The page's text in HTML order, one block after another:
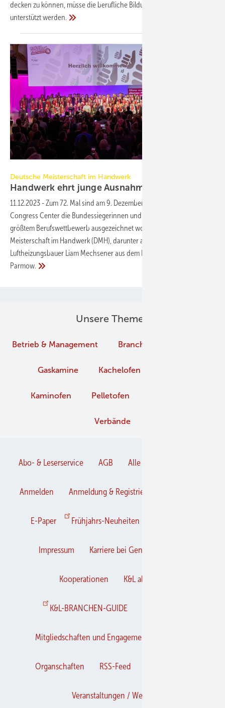
decken zu können, müsse die berufliche Bildung gestärkt und
unterstütztwerden.
Deutsche Meisterschaft im Handwerk
Handwerk ehrt junge Ausnahmetalente
11.12.2023 -Zum 72. Mal sind am 9. Dezember 2023 im bcc Berliner
Congress Center die Bundessiegerinnen und -sieger in Europas
größtem Berufswettbewerb ausgezeichnet worden: der Deutschen
Meisterschaft im Handwerk (DMH), darunter auch der Ofen- und
Luftheizungsbauer Liam Mechsener aus dem Betrieb von Wolfgang
Parmow.
Unsere Themen
Betrieb & Management Branche
Gaskamine Kachelofen und Kamine
Kaminofen Pelletofen
Verbände
Abo- & Leserservice AGB Alle Inhalte chronologisch
Anmelden Anmeldung & Registrierung
E-Paper Frühjahrs-Neuheiten
Impressum Karriere bei Gentner
Kooperationen K&L abonnieren
K&L-BRANCHEN-GUIDE
Mitgliedschaften und Engagement
Organschaften RSS-Feed
Veranstaltungen / Webinare